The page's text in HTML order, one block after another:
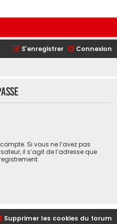
Connexion
S’enregistrer
Si vous ne l’avez pas
il s’agit de l’adresse que
Supprimer les cookies du forum